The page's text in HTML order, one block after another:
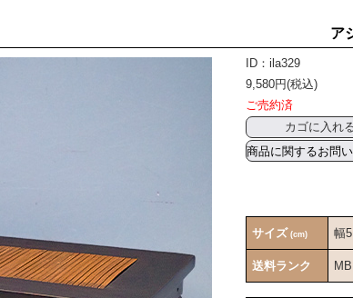
ア
ID：ila329
9,580円(税込)
ご売約済
商品に関するお問
サイズ (cm) 幅
送料ランク MB